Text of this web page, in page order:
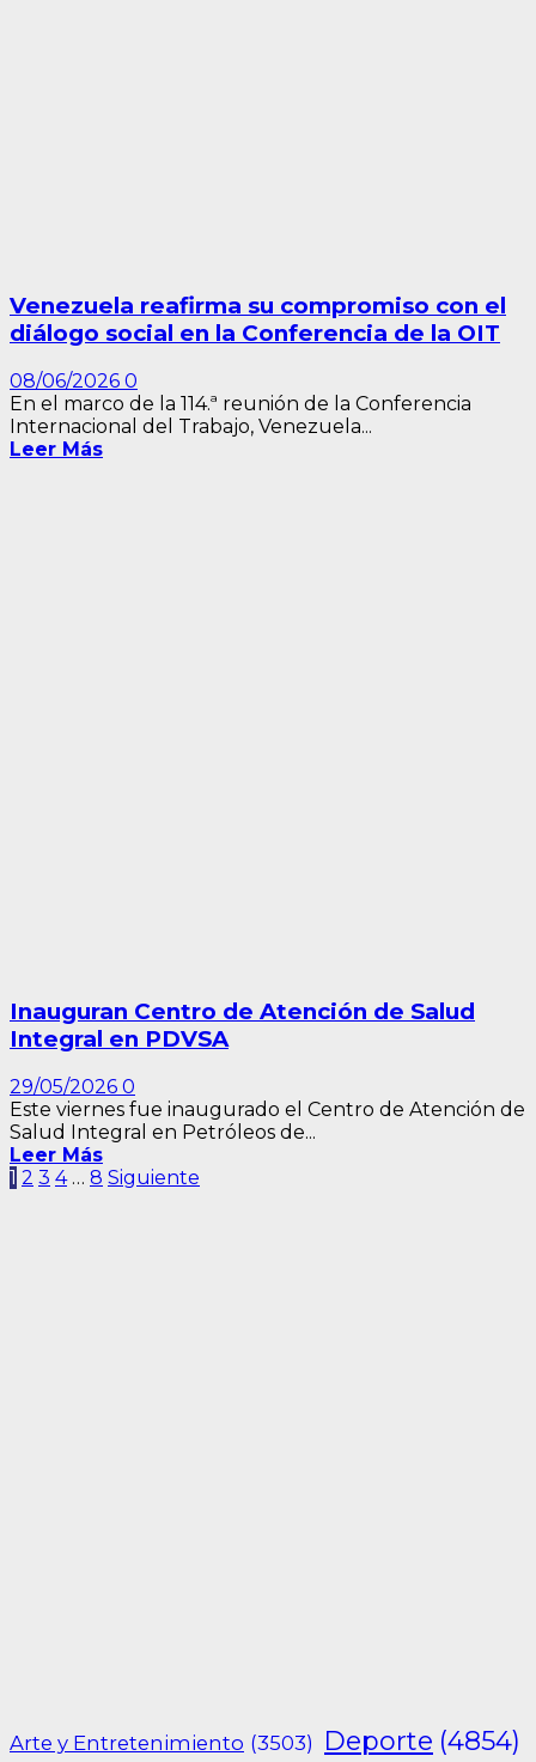
Venezuela reafirma su compromiso con el
diálogo social en la Conferencia de la OIT
08/06/2026 0
En el marco de la 114.ª reunión de la Conferencia
Internacional del Trabajo, Venezuela...
Leer Más
Inauguran Centro de Atención de Salud
Integral en PDVSA
29/05/2026 0
Este viernes fue inaugurado el Centro de Atención de
Salud Integral en Petróleos de...
Leer Más
Paginación
1 2 3 4 … 8 Siguiente
Arte y Entretenimiento (3503) Deporte (4854)